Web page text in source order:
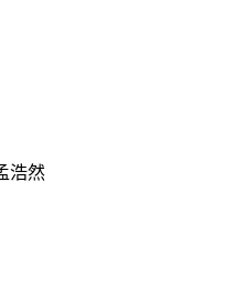
浩然